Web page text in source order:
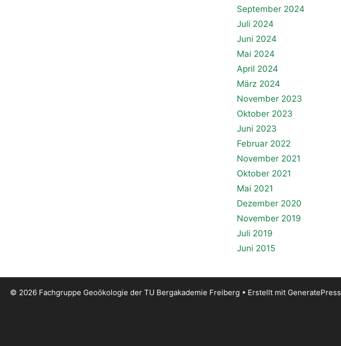
September 2024
Juli 2024
Juni 2024
Mai 2024
April 2024
März 2024
November 2023
Oktober 2023
Juni 2023
Februar 2022
November 2021
Oktober 2021
Mai 2021
Dezember 2020
November 2019
Juli 2019
Juni 2015
© 2026 Fachgruppe Geoökologie der TU Bergakademie Freiberg • Erstellt mit GeneratePress